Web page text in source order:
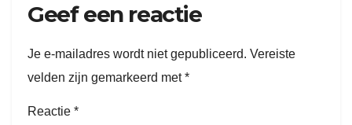
Geef een reactie
Je e-mailadres wordt niet gepubliceerd. Vereiste
velden zijn gemarkeerd met*
Reactie *